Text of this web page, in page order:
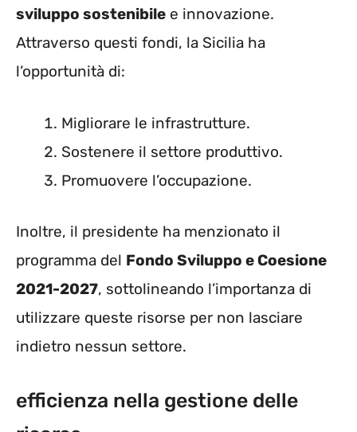
sviluppo sostenibile e innovazione.
Attraverso questi fondi, la Sicilia ha
l’opportunità di:
Migliorare le infrastrutture.
Sostenere il settore produttivo.
Promuovere l’occupazione.
Inoltre, il presidente ha menzionato il
programma del Fondo Sviluppo e Coesione
2021-2027, sottolineando l’importanza di
utilizzare queste risorse per non lasciare
indietro nessun settore.
efficienza nella gestione delle